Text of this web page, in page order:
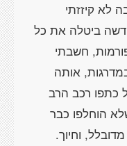
לא קיזזתי
ביטלה את כל
חשבתי
אותה
כתפו רכב הרב
הוחלפו כבר
וחיוך.